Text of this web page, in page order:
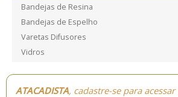
Bandejas de Resina
Bandejas de Espelho
Varetas Difusores
Vidros
ATACADISTA, cadastre-se para